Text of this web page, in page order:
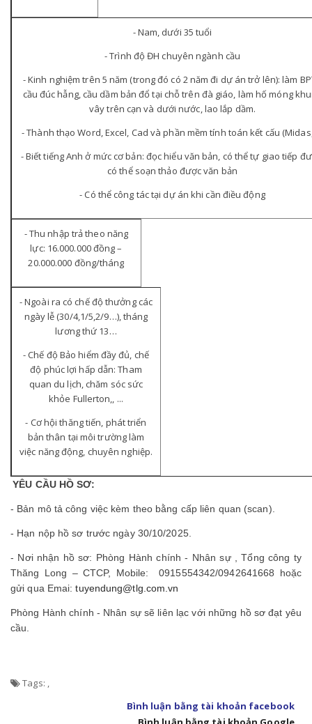
- Nam, dưới 35 tuổi
- Trình độ ĐH chuyên ngành cầu
- Kinh nghiệm trên 5 năm (trong đó có 2 năm đi dự án trở lên): làm
cầu đúc hẫng, cầu dầm bản đổ tại chỗ trên đà giáo, làm hố móng
vây trên cạn và dưới nước, lao lắp dầm.
- Thành thạo Word, Excel, Cad và phần mềm tính toán kết cấu
- Biết tiếng Anh ở mức cơ bản: đọc hiểu văn bản, có thể tự giao tiếp
có thể soạn thảo được văn bản
- Có thể công tác tại dự án khi cần điều động
- Thu nhập trả theo năng
lực: 16.000.000 đồng –
20.000.000 đồng/tháng
- Ngoài ra có chế độ thưởng các
ngày lễ (30/4,1/5,2/9…), tháng
lương thứ 13…
- Chế độ Bảo hiểm đầy đủ, chế
độ phúc lợi hấp dẫn: Tham
quan du lịch, chăm sóc sức
khỏe Fullerton,, ...
- Cơ hội thăng tiến, phát triển
bản thân tại môi trường làm
việc năng động, chuyên nghiệp.
YÊU CẦU HỒ SƠ:
- Bản mô tả công việc kèm theo bằng cấp liên quan (scan).
- Hạn nộp hồ sơ trước ngày 30/10/2025.
- Nơi nhận hồ sơ: Phòng Hành chính - Nhân sự , Tổng công ty
Thăng Long – CTCP, Mobile: 0915554342/0942641668 hoặc
gửi qua Emai:tuyendung@tlg.com.vn
Phòng Hành chính - Nhân sự sẽ liên lạc với những hồ sơ đạt yêu
cầu.
Tags: ,
Bình luận bằng tài khoản facebook